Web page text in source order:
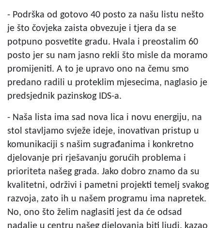
- Podrška od gotovo 40 posto za našu listu nešto
je što čovjeka zaista obvezuje i tjera da se
potpuno posvetite gradu. Hvala i preostalim 60
posto jer su nam jasno rekli što misle da moramo
promijeniti. A to je upravo ono na čemu smo
predano radili u proteklim mjesecima, naglasio je
predsjednik pazinskog IDS-a.
- Naša lista ima sad nova lica i novu energiju, na
stol stavljamo svježe ideje, inovativan pristup u
komunikaciji s našim sugrađanima i konkretno
djelovanje pri rješavanju gorućih problema i
prioriteta našeg grada. Jako dobro znamo da su
kvalitetni, održivi i pametni projekti temelj svakog
razvoja, zato ih u našem programu ima napretek.
No, ono što želim naglasiti jest da će odsad
nadalje u centru našeg djelovanja biti ljudi, kazao